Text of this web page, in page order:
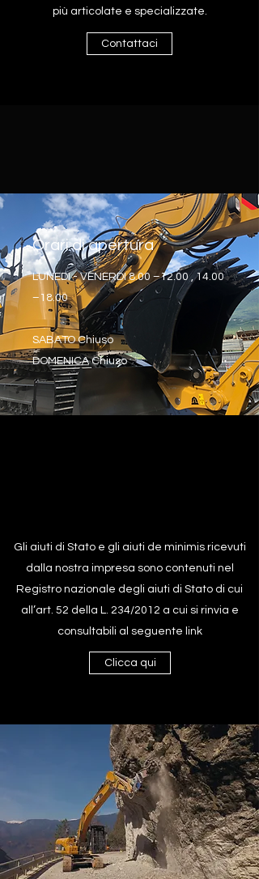
più articolate e specializzate.
Contattaci
Orari di apertura
LUNEDI - VENERDI 8.00 –12.00 , 14.00
–18.00
SABATO Chiuso
DOMENICA Chiuso
Gli aiuti di Stato e gli aiuti de minimis ricevuti
dalla nostra impresa sono contenuti nel
Registro nazionale degli aiuti di Stato di cui
all’art. 52 della L. 234/2012 a cui si rinvia e
consultabili al seguente link
Clicca qui